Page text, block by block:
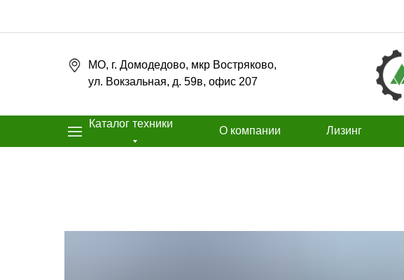
О компании Лизинг
Каталог техники
МО, г. Домодедово, мкр Востряково,
ул. Вокзальная, д. 59в, офис 207